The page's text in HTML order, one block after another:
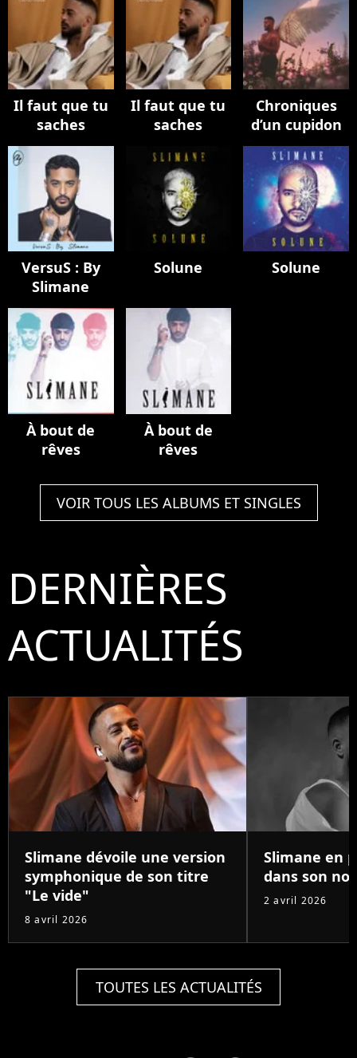
Il faut que tu
saches
Il faut que tu
saches
Chroniques
d’un cupidon
VersuS : By
Slimane
Solune Solune
À bout de
rêves
À bout de
rêves
VOIR TOUS LES ALBUMS ET SINGLES
DERNIÈRES
ACTUALITÉS
Slimane dévoile une version
symphonique de son titre
"Le vide"
8 avril 2026
Slimane en
dans son
2 avril 2026
TOUTES LES ACTUALITÉS